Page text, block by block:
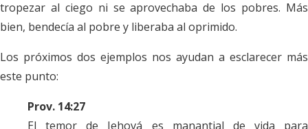
tropezar al ciego ni se aprovechaba de los pobres. Más
bien, bendecía al pobre y liberaba al oprimido.
Los próximos dos ejemplos nos ayudan a esclarecer más
este punto:
Prov. 14:27
El temor de Jehová es manantial de vida para